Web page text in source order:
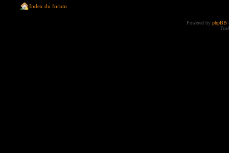
Index du forum
Powered by phpBB